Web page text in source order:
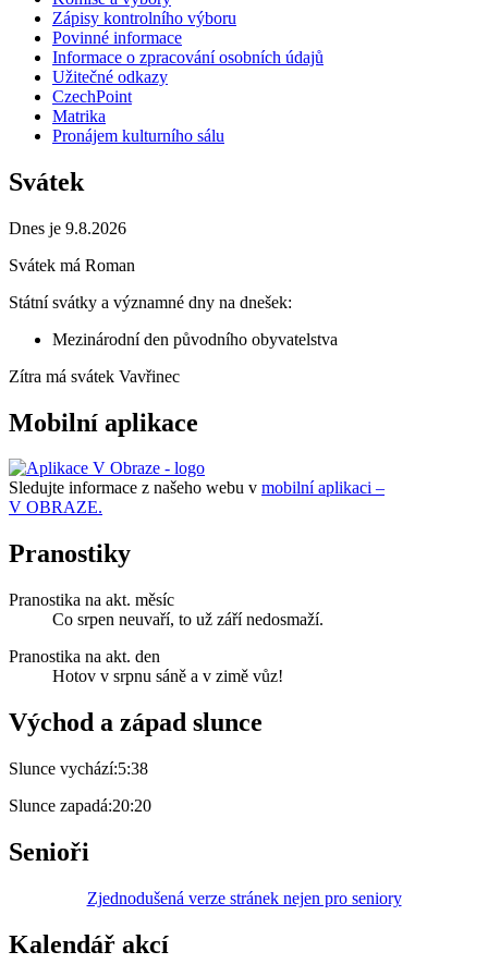
Zápisy kontrolního výboru
Povinné informace
Informace o zpracování osobních údajů
Užitečné odkazy
CzechPoint
Matrika
Pronájem kulturního sálu
Svátek
Dnes je 9.8.2026
Svátek má Roman
Státní svátky a významné dny na dnešek:
Mezinárodní den původního obyvatelstva
Zítra má svátek Vavřinec
Mobilní aplikace
Sledujte informace z našeho webu v mobilní aplikaci –
V OBRAZE.
Pranostiky
Pranostika na akt. měsíc
Co srpen neuvaří, to už září nedosmaží.
Pranostika na akt. den
Hotov v srpnu sáně a v zimě vůz!
Východ a západ slunce
Slunce vychází:5:38
Slunce zapadá:20:20
Senioři
Zjednodušená verze stránek nejen pro seniory
Kalendář akcí